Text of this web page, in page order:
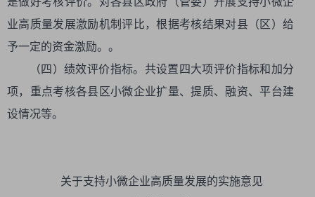
业高质量发展激励机制评比，根据考核结果对县（区）给
予一定的资金激励。。
（四）绩效评价指标。共设置四大项评价指标和加分
项，重点考核各县区小微企业扩量、提质、融资、平台建
设情况等。
关于支持小微企业高质量发展的实施意见